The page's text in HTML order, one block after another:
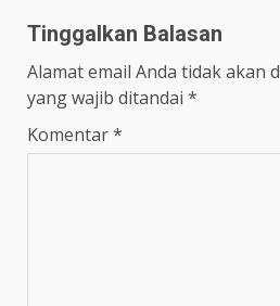
Tinggalkan Balasan
Alamat email Anda tidak akan
yang wajib ditandai *
Komentar*